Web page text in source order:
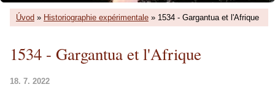
Úvod » Historiographie expérimentale » 1534 - Gargantua et l'Afrique
1534 - Gargantua et l'Afrique
18. 7. 2022